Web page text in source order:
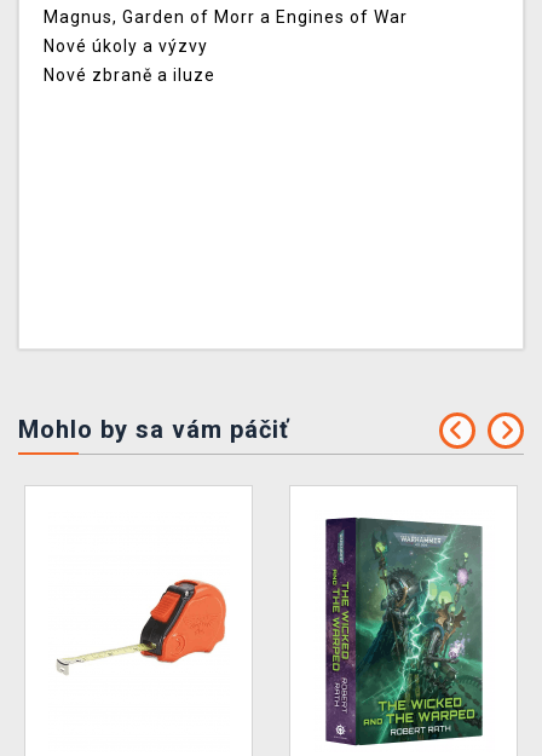
Magnus, Garden of Morr a Engines of War
Nové úkoly a výzvy
Nové zbraně a iluze
Mohlo by sa vám páčiť